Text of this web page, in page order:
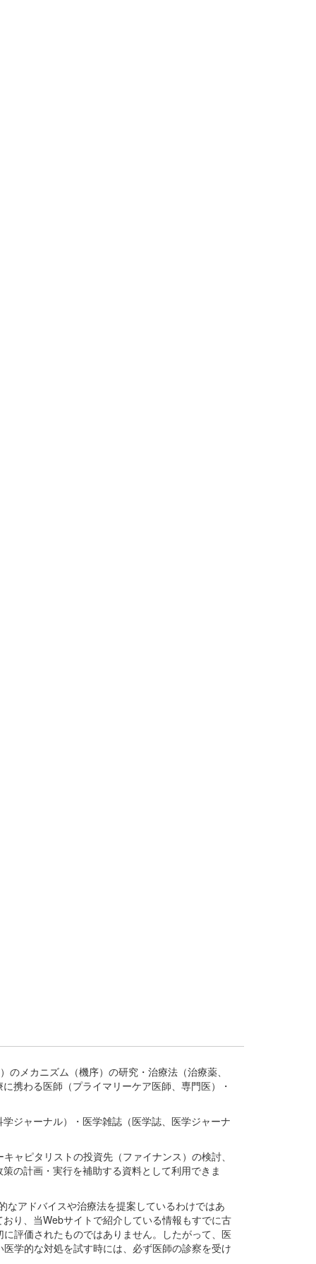
メカニズム（機序）の研究・治療法（治療薬、
携わる医師（プライマリーケア医師、専門医）・
ジャーナル）・医学雑誌（医学誌、医学ジャーナ
ャピタリストの投資先（ファイナンス）の検討、
の計画・実行を補助する資料として利用できま
アドバイスや治療法を提案しているわけではあ
り、当Webサイトで紹介している情報もすでに古
評価されたものではありません。したがって、医
学的な対処を試す時には、必ず医師の診察を受け